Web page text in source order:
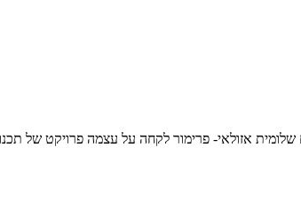
אזולאי- פרימור לקחה על עצמה פרויקט של